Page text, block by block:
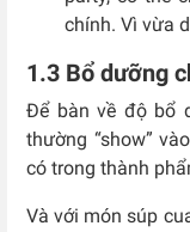
chính. Vì vừa
1.3 Bổ dưỡng
Để bàn về độ bổ
thường “show”
có trong thành
Và với món súp